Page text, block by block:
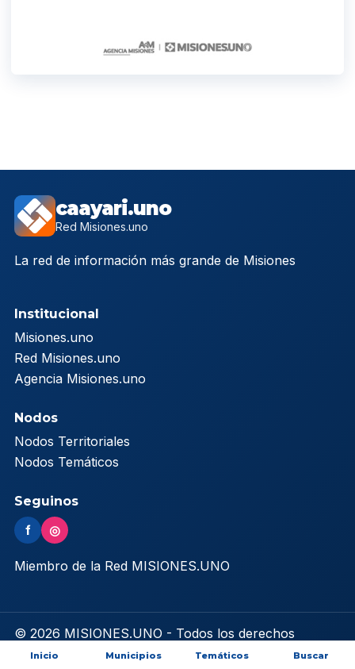
caayari.uno
Red Misiones.uno
La red de información más grande de Misiones
Institucional
Misiones.uno
Red Misiones.uno
Agencia Misiones.uno
Nodos
Nodos Territoriales
Nodos Temáticos
Seguinos
f ◎
Miembro de la Red MISIONES.UNO
© 2026 MISIONES.UNO - Todos los derechos
reservados
Inicio Municipios Temáticos Buscar